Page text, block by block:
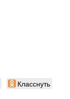
Класснуть